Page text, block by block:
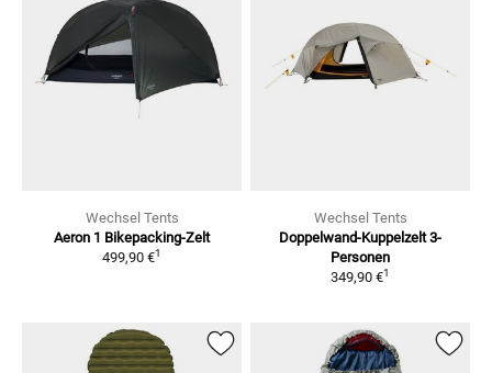
Wechsel Tents
Aeron 1 Bikepacking-Zelt
499,90 €1
Wechsel Tents
Doppelwand-Kuppelzelt 3-
Personen
349,90 €1